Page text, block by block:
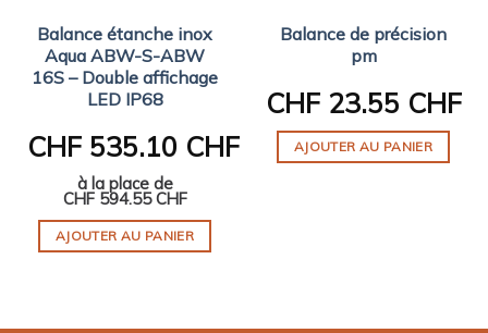
Balance étanche inox
Aqua ABW-S-ABW
16S – Double affichage
LED IP68
CHF535.10 CHF
à la place de
CHF594.55 CHF
AJOUTER AU PANIER
Balance de précision
pm
CHF23.55 CHF
AJOUTER AU PANIER